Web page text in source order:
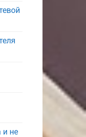
и не